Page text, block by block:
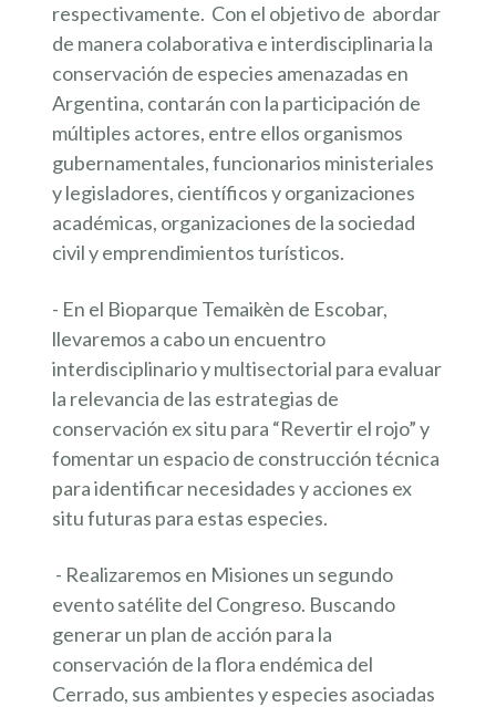
respectivamente. Con el objetivo de abordar
de manera colaborativa e interdisciplinaria la
conservación de especies amenazadas en
Argentina, contarán con la participación de
múltiples actores, entre ellos organismos
gubernamentales, funcionarios ministeriales
y legisladores, científicos y organizaciones
académicas, organizaciones de la sociedad
civil y emprendimientos turísticos.
- En el Bioparque Temaikèn de Escobar,
llevaremos a cabo un encuentro
interdisciplinario y multisectorial para evaluar
la relevancia de las estrategias de
conservación ex situ para “Revertir el rojo” y
fomentar un espacio de construcción técnica
para identificar necesidades y acciones ex
situ futuras para estas especies.
- Realizaremos en Misiones un segundo
evento satélite del Congreso. Buscando
generar un plan de acción para la
conservación de la flora endémica del
Cerrado, sus ambientes y especies asociadas